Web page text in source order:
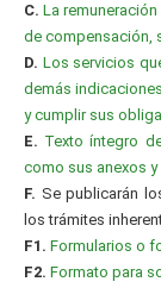
C. La
de compensación,
D. Los servicios
demás
y cumplir sus
E. Texto íntegro
como sus anexos y
F. Se publicarán
los trámites
F1. Formularios o
F2. Formato para